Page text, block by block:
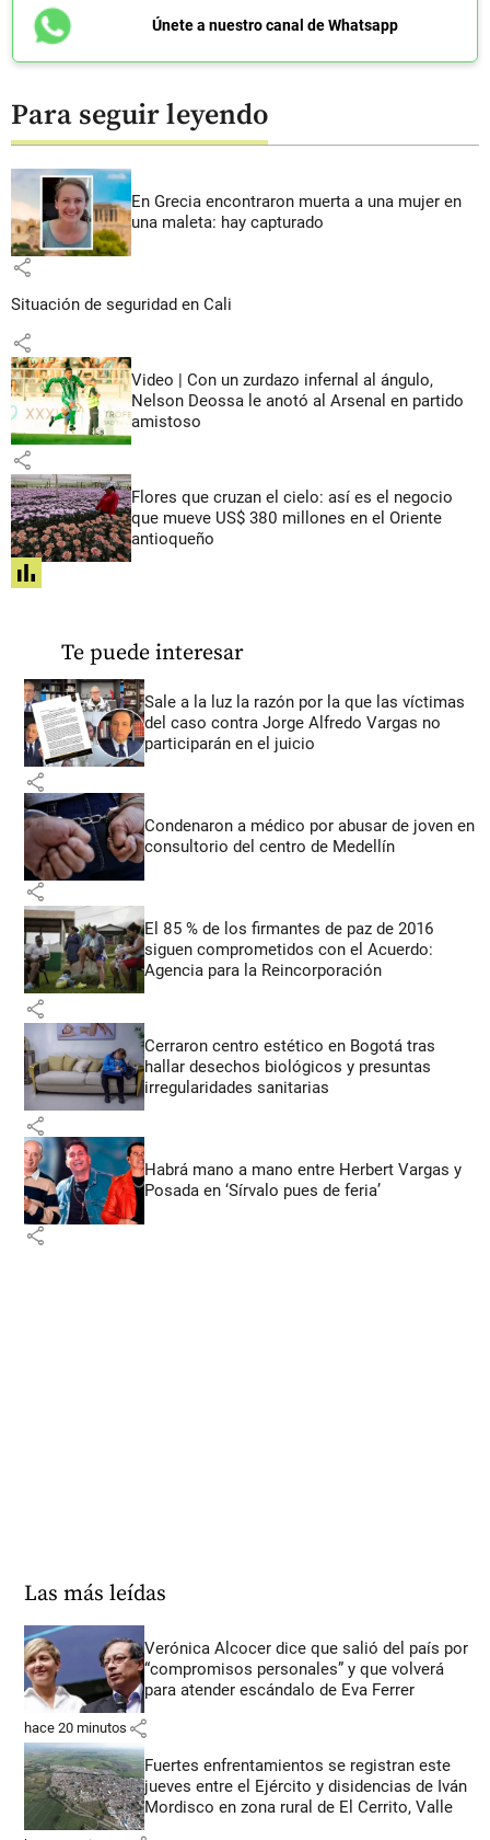
Únete a nuestro canal de Whatsapp
Para seguir leyendo
En Grecia encontraron muerta a una mujer en
una maleta: hay capturado
share
Situación de seguridad en Cali
share
Video | Con un zurdazo infernal al ángulo,
Nelson Deossa le anotó al Arsenal en partido
amistoso
share
Flores que cruzan el cielo: así es el negocio
que mueve US$ 380 millones en el Oriente
antioqueño
share
Te puede interesar
Sale a la luz la razón por la que las víctimas
del caso contra Jorge Alfredo Vargas no
participarán en el juicio
share
Condenaron a médico por abusar de joven en
consultorio del centro de Medellín
share
El 85 % de los firmantes de paz de 2016
siguen comprometidos con el Acuerdo:
Agencia para la Reincorporación
share
Cerraron centro estético en Bogotá tras
hallar desechos biológicos y presuntas
irregularidades sanitarias
share
Habrá mano a mano entre Herbert Vargas y
Posada en ‘Sírvalo pues de feria’
share
Las más leídas
Verónica Alcocer dice que salió del país por
“compromisos personales” y que volverá
para atender escándalo de Eva Ferrer
hace 20 minutos share
Fuertes enfrentamientos se registran este
jueves entre el Ejército y disidencias de Iván
Mordisco en zona rural de El Cerrito, Valle